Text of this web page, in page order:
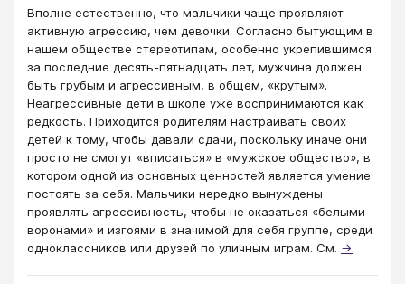
Вполне естественно, что мальчики чаще проявляют
активную агрессию, чем девочки. Согласно бытующим в
нашем обществе стереотипам, особенно укрепившимся
за последние десять-пятнадцать лет, мужчина должен
быть грубым и агрессивным, в общем, «крутым».
Неагрессивные дети в школе уже воспринимаются как
редкость. Приходится родителям настраивать своих
детей к тому, чтобы давали сдачи, поскольку иначе они
просто не смогут «вписаться» в «мужское общество», в
котором одной из основных ценностей является умение
постоять за себя. Мальчики нередко вынуждены
проявлять агрессивность, чтобы не оказаться «белыми
воронами» и изгоями в значимой для себя группе, среди
одноклассников или друзей по уличным играм. См. →